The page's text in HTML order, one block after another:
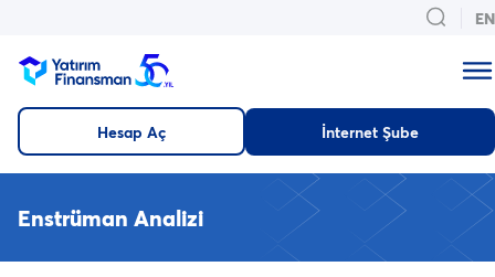
EN
Hesap Aç İnternet Şube
Enstrüman Analizi